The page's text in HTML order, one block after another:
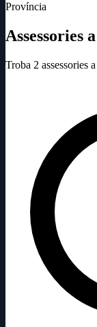
Província
Assessories
Troba 2 assessories